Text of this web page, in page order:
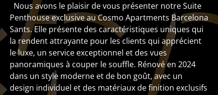
Nous avons le plaisir de vous présenter notre Suite
Penthouse exclusive au Cosmo Apartments Barcelona
Sants. Elle présente des caractéristiques uniques qui
la rendent attrayante pour les clients qui apprécient
le luxe, un service exceptionnel et des vues
panoramiques à couper le souffle. Rénové en 2024
dans un style moderne et de bon goût, avec un
design individuel et des matériaux de finition exclusifs